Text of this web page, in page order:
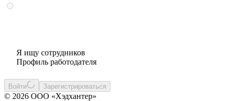
Я ищу сотрудников
Профиль работодателя
Войти Зарегистрироваться
© 2026 ООО «Хэдхантер»